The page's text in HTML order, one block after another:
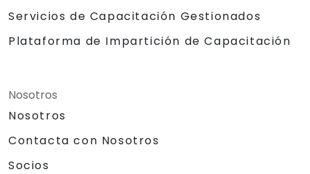
Servicios de Capacitación Gestionados
Plataforma de Impartición de Capacitación
Nosotros
Nosotros
Contacta con Nosotros
Socios